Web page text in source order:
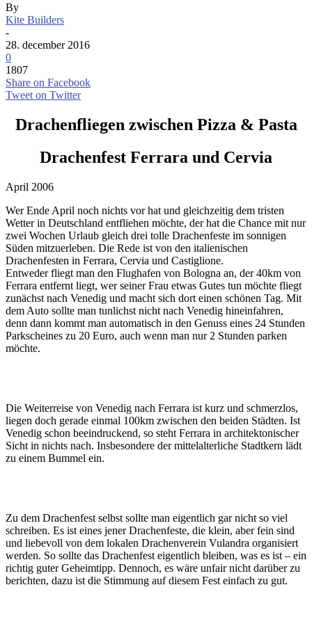
By
Kite Builders
-
28. december 2016
0
1807
Share on Facebook
Tweet on Twitter
Drachenfliegen zwischen Pizza & Pasta
Drachenfest Ferrara und Cervia
April 2006
Wer Ende April noch nichts vor hat und gleichzeitig dem tristen
Wetter in Deutschland entfliehen möchte, der hat die Chance mit nur
zwei Wochen Urlaub gleich drei tolle Drachenfeste im sonnigen
Süden mitzuerleben. Die Rede ist von den italienischen
Drachenfesten in Ferrara, Cervia und Castiglione.
Entweder fliegt man den Flughafen von Bologna an, der 40km von
Ferrara entfernt liegt, wer seiner Frau etwas Gutes tun möchte fliegt
zunächst nach Venedig und macht sich dort einen schönen Tag. Mit
dem Auto sollte man tunlichst nicht nach Venedig hineinfahren,
denn dann kommt man automatisch in den Genuss eines 24 Stunden
Parkscheines zu 20 Euro, auch wenn man nur 2 Stunden parken
möchte.
Die Weiterreise von Venedig nach Ferrara ist kurz und schmerzlos,
liegen doch gerade einmal 100km zwischen den beiden Städten. Ist
Venedig schon beeindruckend, so steht Ferrara in architektonischer
Sicht in nichts nach. Insbesondere der mittelalterliche Stadtkern lädt
zu einem Bummel ein.
Zu dem Drachenfest selbst sollte man eigentlich gar nicht so viel
schreiben. Es ist eines jener Drachenfeste, die klein, aber fein sind
und liebevoll von dem lokalen Drachenverein Vulandra organisiert
werden. So sollte das Drachenfest eigentlich bleiben, was es ist – ein
richtig guter Geheimtipp. Dennoch, es wäre unfair nicht darüber zu
berichten, dazu ist die Stimmung auf diesem Fest einfach zu gut.